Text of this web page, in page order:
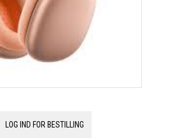
APPLE FOR BUSINESS
LOG IND FOR BESTILLING